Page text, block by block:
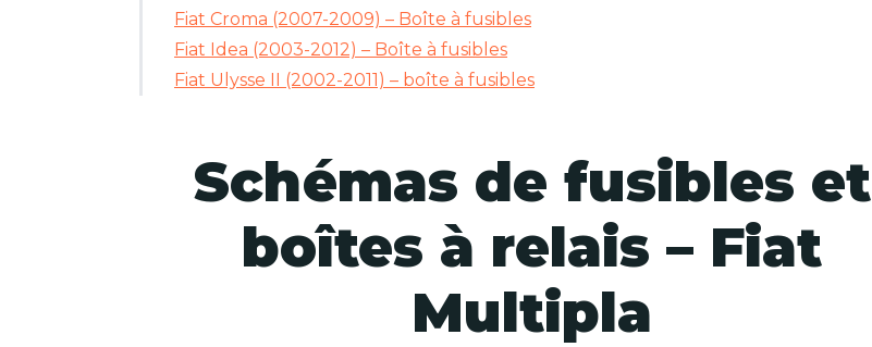
Fiat Croma (2007-2009) – Boîte à fusibles
Fiat Idea (2003-2012) – Boîte à fusibles
Fiat Ulysse II (2002-2011) – boîte à fusibles
Schémas de fusibles et
boîtes à relais – Fiat
Multipla